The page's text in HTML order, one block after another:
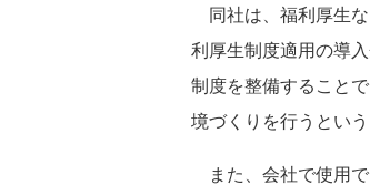
同社は、福利厚生
利厚生制度適用の導
制度を整備すること
境づくりを行うという
また、会社で使用